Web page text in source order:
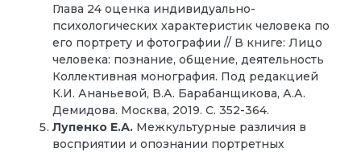
Глава 24 оценка индивидуально-
психологических характеристик человека по
его портрету и фотографии // В книге: Лицо
человека: познание, общение, деятельность
Коллективная монография. Под редакцией
К.И. Ананьевой, В.А. Барабанщикова, А.А.
Демидова. Москва, 2019. С. 352-364.
Лупенко Е.А. Межкультурные различия в
восприятии и опознании портретных